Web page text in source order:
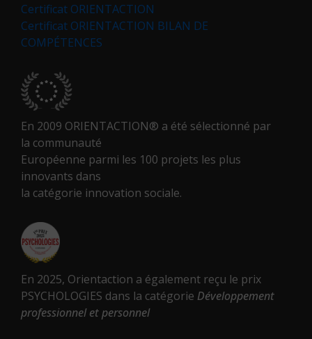
Certificat ORIENTACTION
Certificat ORIENTACTION BILAN DE
COMPÉTENCES
En 2009 ORIENTACTION® a été sélectionné par
la communauté
Européenne parmi les 100 projets les plus
innovants dans
la catégorie innovation sociale.
En 2025, Orientaction a également reçu le prix
PSYCHOLOGIES dans la catégorie Développement
professionnel et personnel